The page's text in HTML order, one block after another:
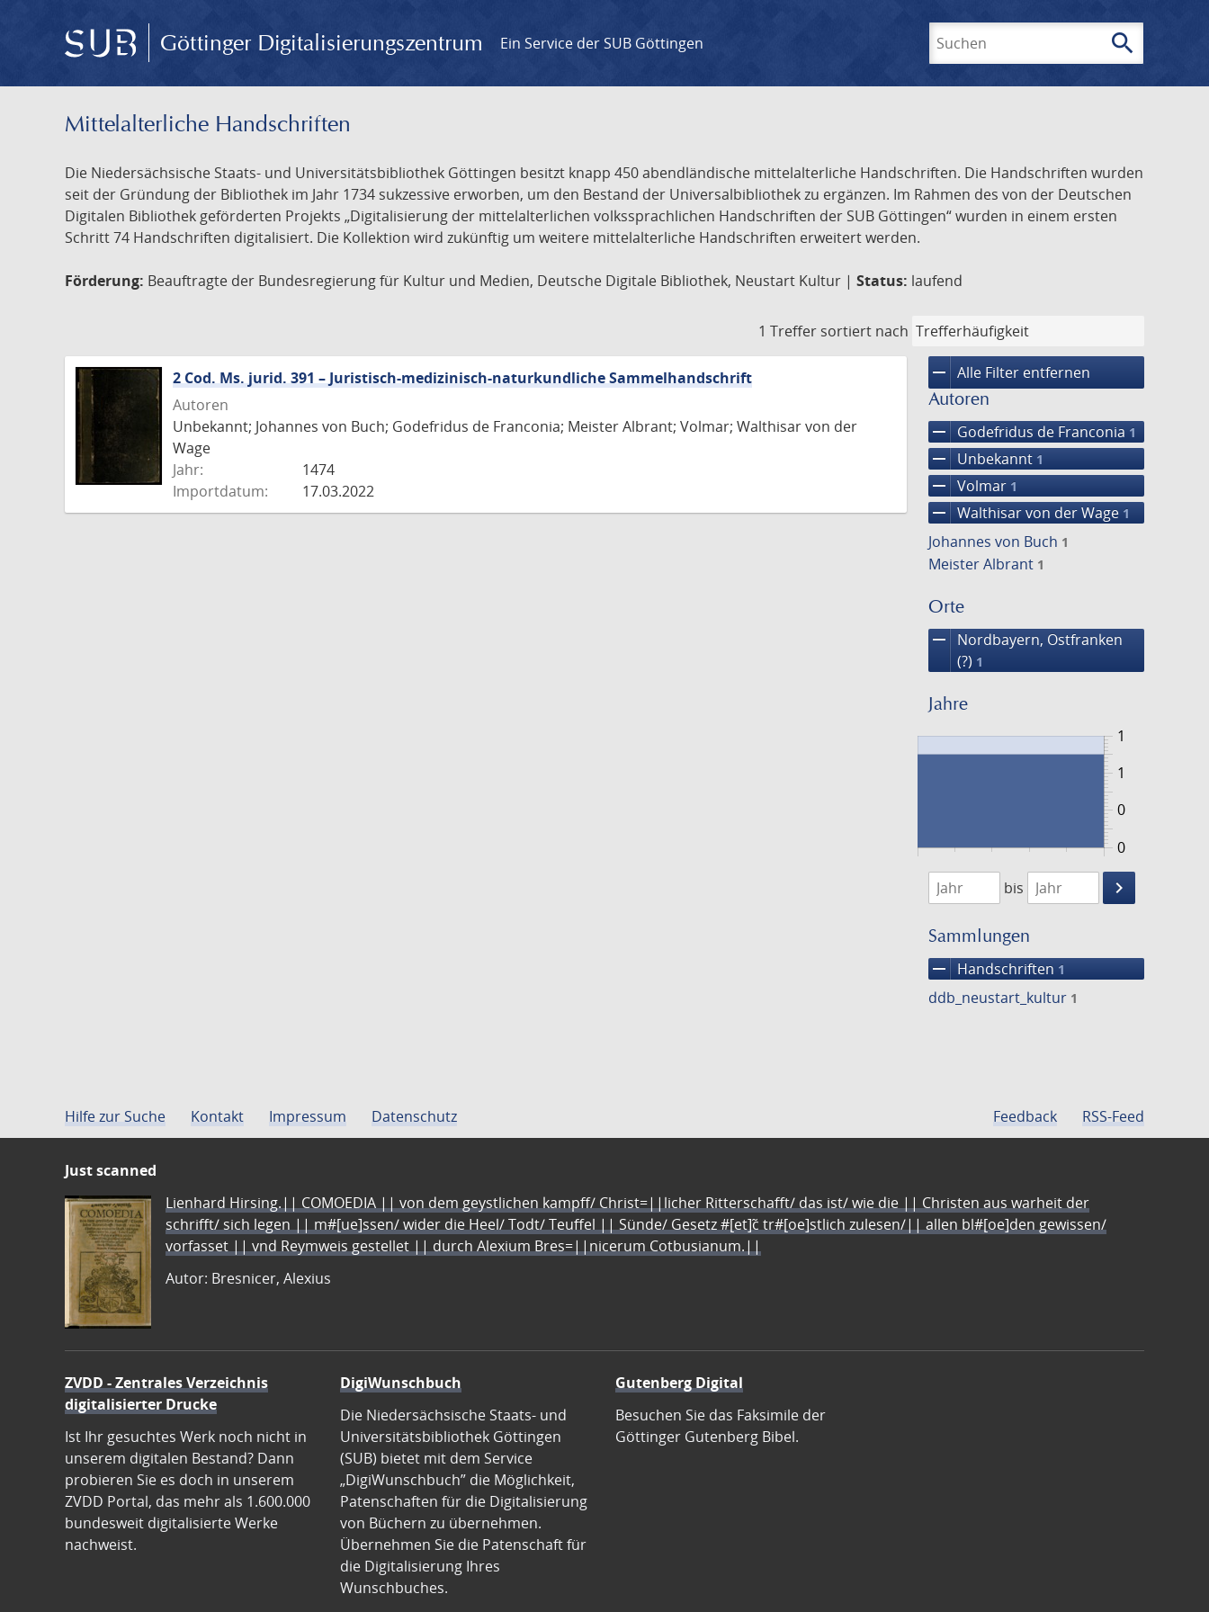
Göttinger Digitalisierungszentrum Ein Service der SUB Göttingen search
Mittelalterliche Handschriften
Die Niedersächsische Staats- und Universitätsbibliothek Göttingen besitzt knapp 450 abendländische mittelalterliche Handschriften. Die Handschriften wurden
seit der Gründung der Bibliothek im Jahr 1734 sukzessive erworben, um den Bestand der Universalbibliothek zu ergänzen. Im Rahmen des von der Deutschen
Digitalen Bibliothek geförderten Projekts „Digitalisierung der mittelalterlichen volkssprachlichen Handschriften der SUB Göttingen“ wurden in einem ersten
Schritt 74 Handschriften digitalisiert. Die Kollektion wird zukünftig um weitere mittelalterliche Handschriften erweitert werden.
Förderung: Beauftragte der Bundesregierung für Kultur und Medien, Deutsche Digitale Bibliothek, Neustart Kultur | Status: laufend
1 Treffer sortiert nach
remove Alle Filter entfernen
Autoren
remove Godefridus de Franconia 1
remove Unbekannt 1
remove Volmar 1
remove Walthisar von der Wage 1
Johannes von Buch 1
Meister Albrant 1
Orte
remove
Nordbayern, Ostfranken
(?) 1
Jahre
0
1
0
1
1474
1475
bis
keyboard_arrow_right
Suche
Sammlungen
remove Handschriften 1
ddb_neustart_kultur 1
2 Cod. Ms. jurid. 391 – Juristisch-medizinisch-naturkundliche Sammelhandschrift
Autoren
Unbekannt; Johannes von Buch; Godefridus de Franconia; Meister Albrant; Volmar; Walthisar von der
Wage
Jahr:
1474
Importdatum:
17.03.2022
Hilfe zur Suche Kontakt Impressum Datenschutz Feedback RSS-Feed
Just scanned
Lienhard Hirsing.|| COMOEDIA || von dem geystlichen kampff/ Christ=||licher Ritterschafft/ das ist/ wie die || Christen aus warheit der
schrifft/ sich legen || m#[ue]ssen/ wider die Heel/ Todt/ Teuffel || Sünde/ Gesetz #[et]c̃ tr#[oe]stlich zulesen/|| allen bl#[oe]den gewissen/
vorfasset || vnd Reymweis gestellet || durch Alexium Bres=||nicerum Cotbusianum.||
Autor: Bresnicer, Alexius
ZVDD - Zentrales Verzeichnis
digitalisierter Drucke
Ist Ihr gesuchtes Werk noch nicht in
unserem digitalen Bestand? Dann
probieren Sie es doch in unserem
ZVDD Portal, das mehr als 1.600.000
bundesweit digitalisierte Werke
nachweist.
DigiWunschbuch
Die Niedersächsische Staats- und
Universitätsbibliothek Göttingen
(SUB) bietet mit dem Service
„DigiWunschbuch” die Möglichkeit,
Patenschaften für die Digitalisierung
von Büchern zu übernehmen.
Übernehmen Sie die Patenschaft für
die Digitalisierung Ihres
Wunschbuches.
Gutenberg Digital
Besuchen Sie das Faksimile der
Göttinger Gutenberg Bibel.